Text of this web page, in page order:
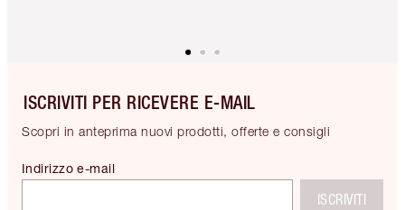
ISCRIVITI PER RICEVERE E-MAIL
Scopri in anteprima nuovi prodotti, offerte e consigli
Indirizzo e-mail
ISCRIVITI